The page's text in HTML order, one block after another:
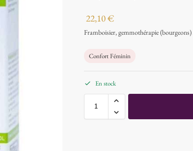
22,10€
Framboisier, gemmothérapie (bourgeons)
Confort Féminin
En stock